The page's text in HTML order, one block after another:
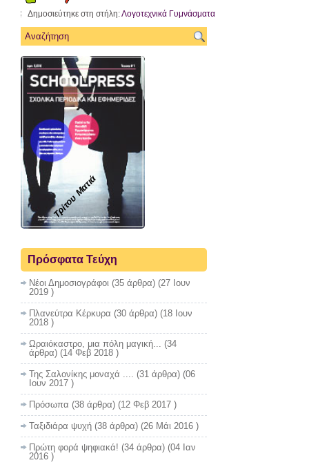
Δημοσιεύτηκε στη στήλη:Λογοτεχνικά Γυμνάσματα
Τρίτου Ματιά
Πρόσφατα Τεύχη
Νέοι Δημοσιογράφοι (35 άρθρα) (27 Ιουν
2019 )
Πλανεύτρα Κέρκυρα (30 άρθρα) (18 Ιουν
2018 )
Ωραιόκαστρο, μια πόλη μαγική... (34
άρθρα) (14 Φεβ 2018 )
Της Σαλονίκης μοναχά .... (31 άρθρα) (06
Ιουν 2017 )
Πρόσωπα (38 άρθρα) (12 Φεβ 2017 )
Ταξιδιάρα ψυχή (38 άρθρα) (26 Μάι 2016 )
Πρώτη φορά ψηφιακά! (34 άρθρα) (04 Ιαν
2016 )